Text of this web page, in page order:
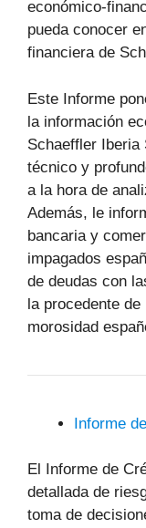
económico-
pueda conocer
financiera de
Este Informe
la información
Schaeffler Iberia
técnico y
a la hora de
Además, le
bancaria y
impagados
de deudas con
la procedente
morosidad
Informe
El Informe de
detallada de
toma de